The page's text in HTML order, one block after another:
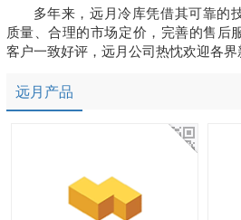
多年来，远月冷库凭借其可靠的
质量、合理的市场定价，完善的售后
客户一致好评，远月公司热忱欢迎各界
远月产品